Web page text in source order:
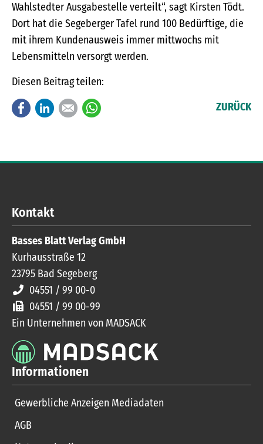
Wahlstedter Ausgabestelle verteilt“, sagt Kirsten Tödt.
Dort hat die Segeberger Tafel rund 100 Bedürftige, die
mit ihrem Kundenausweis immer mittwochs mit
Lebensmitteln versorgt werden.
Diesen Beitrag teilen:
FacebookLinkedInE-mail ZURÜCK
Kontakt
Basses Blatt Verlag GmbH
Kurhausstraße 12
23795 Bad Segeberg
04551 / 99 00-0
04551 / 99 00-99
Ein Unternehmen von MADSACK
Informationen
Gewerbliche Anzeigen Mediadaten
AGB